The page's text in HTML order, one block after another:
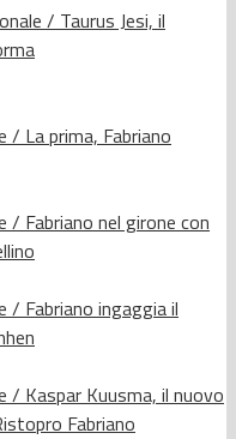
/ Taurus Jesi, il
/ La prima, Fabriano
/ Fabriano nel girone con
/ Fabriano ingaggia il
/ Kaspar Kuusma, il nuovo
Fabriano